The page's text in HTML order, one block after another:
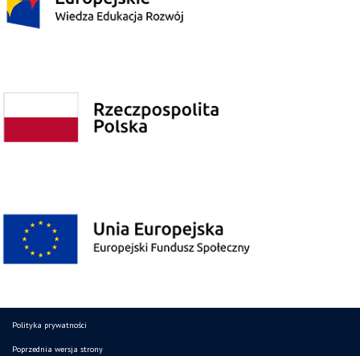
Polityka prywatności
Poprzednia wersja strony